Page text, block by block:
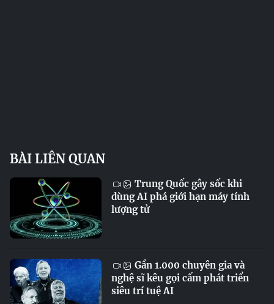
BÀI LIÊN QUAN
Trung Quốc gây sốc khi
dùng AI phá giới hạn máy tính
lượng tử
Gần 1.000 chuyên gia và
nghệ sĩ kêu gọi cấm phát triển
siêu trí tuệ AI